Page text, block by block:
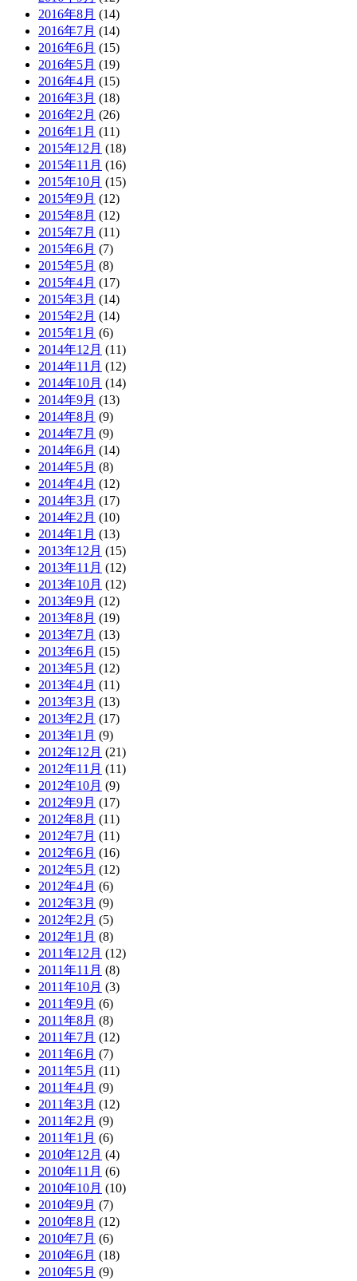
2016年8月 (14)
2016年7月 (14)
2016年6月 (15)
2016年5月 (19)
2016年4月 (15)
2016年3月 (18)
2016年2月 (26)
2016年1月 (11)
2015年12月 (18)
2015年11月 (16)
2015年10月 (15)
2015年9月 (12)
2015年8月 (12)
2015年7月 (11)
2015年6月 (7)
2015年5月 (8)
2015年4月 (17)
2015年3月 (14)
2015年2月 (14)
2015年1月 (6)
2014年12月 (11)
2014年11月 (12)
2014年10月 (14)
2014年9月 (13)
2014年8月 (9)
2014年7月 (9)
2014年6月 (14)
2014年5月 (8)
2014年4月 (12)
2014年3月 (17)
2014年2月 (10)
2014年1月 (13)
2013年12月 (15)
2013年11月 (12)
2013年10月 (12)
2013年9月 (12)
2013年8月 (19)
2013年7月 (13)
2013年6月 (15)
2013年5月 (12)
2013年4月 (11)
2013年3月 (13)
2013年2月 (17)
2013年1月 (9)
2012年12月 (21)
2012年11月 (11)
2012年10月 (9)
2012年9月 (17)
2012年8月 (11)
2012年7月 (11)
2012年6月 (16)
2012年5月 (12)
2012年4月 (6)
2012年3月 (9)
2012年2月 (5)
2012年1月 (8)
2011年12月 (12)
2011年11月 (8)
2011年10月 (3)
2011年9月 (6)
2011年8月 (8)
2011年7月 (12)
2011年6月 (7)
2011年5月 (11)
2011年4月 (9)
2011年3月 (12)
2011年2月 (9)
2011年1月 (6)
2010年12月 (4)
2010年11月 (6)
2010年10月 (10)
2010年9月 (7)
2010年8月 (12)
2010年7月 (6)
2010年6月 (18)
2010年5月 (9)